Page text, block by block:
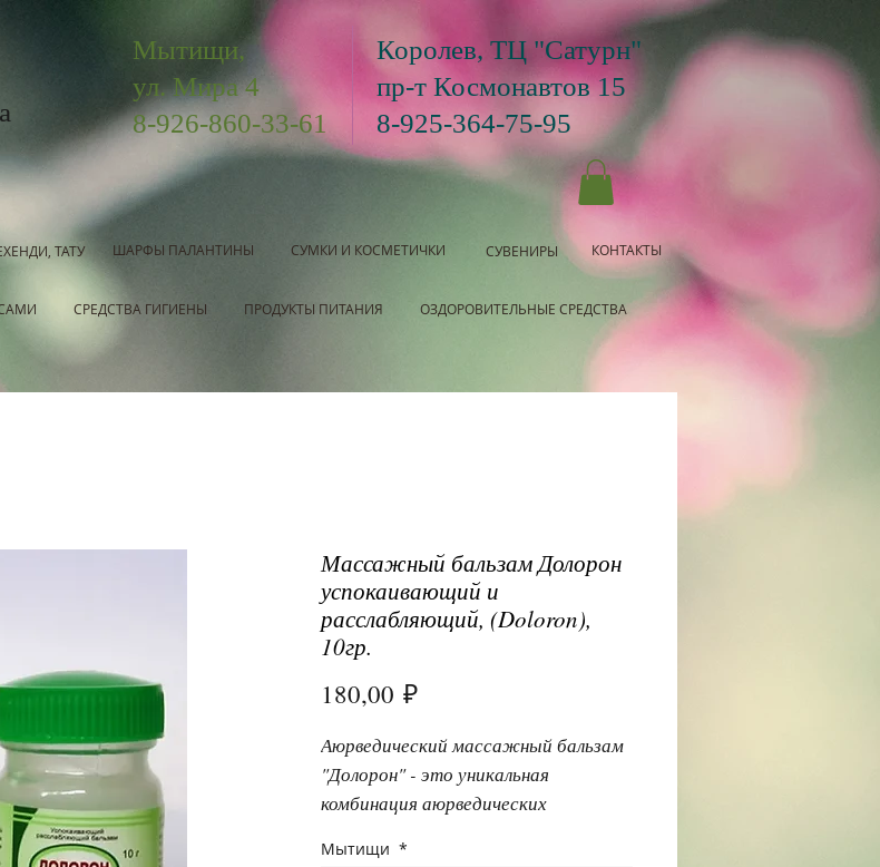
Мытищи,
ул. Мира 4
8-926-860-33-61
Королев, ТЦ "Сатурн"
пр-т Космонавтов 15
8-925-364-75-95
ТАТУ ШАРФЫ ПАЛАНТИНЫ СУМКИ И КОСМЕТИЧКИ СУВЕНИРЫ КОНТАКТЫ
СРЕДСТВА ГИГИЕНЫ ПРОДУКТЫ ПИТАНИЯ ОЗДОРОВИТЕЛЬНЫЕ СРЕДСТВА
Массажный бальзам Долорон
успокаивающий и
расслабляющий, (Doloron),
10гр.
180,00 ₽Цена
Аюрведический массажный бальзам
"Долорон" - это уникальная
комбинация аюрведических
обезболивающим и расслабляющим
Мытищи *